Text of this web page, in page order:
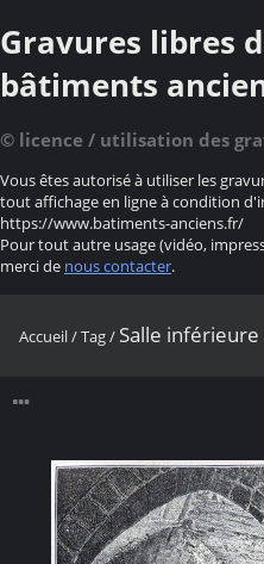
Gravures libres
bâtiments
© licence / utilisation des
Vous êtes autorisé à utiliser les
tout affichage en ligne à condition
https://www.batiments-anciens.fr/
Pour tout autre usage (vidéo,
merci de nous contacter.
Accueil/Tag/ Salle